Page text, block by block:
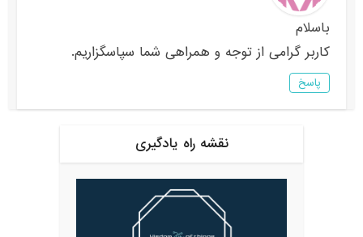
باسلام
کاربر گرامی از توجه و همراهی شما سپاسگزاریم.
پاسخ
نقشه راه یادگیری